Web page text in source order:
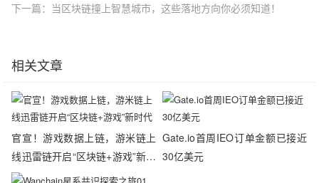
下一篇：当区块链撞上智慧城市，这些落地方向你必须知道！
相关文章
官宣！游戏数据上链，游米链上
线迅雷链开启“区块链+游戏”新时
代
Gate.io首周IEO订单金额已接近
30亿美元